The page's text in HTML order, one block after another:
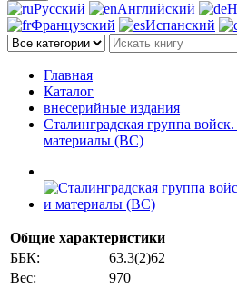
Русский Английский
Французский
Испанский
Главная
Каталог
внесерийные издания
Сталинградская группа
материалы (ВС)
Общие характеристики
ББК:
63.3(2)62
Вес:
970